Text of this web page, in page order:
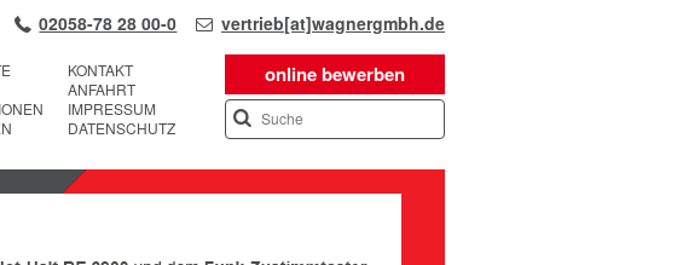
02058-78 28 00-0 vertrieb[at]wagnergmbh.de
online bewerben
KONTAKT
ANFAHRT
IMPRESSUM
DATENSCHUTZ